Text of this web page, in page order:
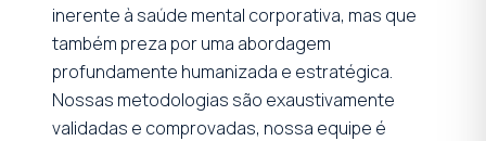
inerente à saúde mental corporativa, mas que
também preza por uma abordagem
profundamente humanizada e estratégica.
Nossas metodologias são exaustivamente
validadas e comprovadas, nossa equipe é